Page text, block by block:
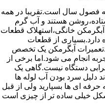
فصول سال است.تقریبا در همه
هستند و آب گرم
آبگرمکن خانگی،استهلاک قطعات
دارد.بسیاری از قطعات
آبگرمکن یک تخصص
انجام می شود.اما برخی از
دستگاه نیست.گاهی یک
دلیل سرد بودن آب لوله ها
حرفه ای ها بسپارید ولی از قبل
خیلی ساده تر از چیزی است